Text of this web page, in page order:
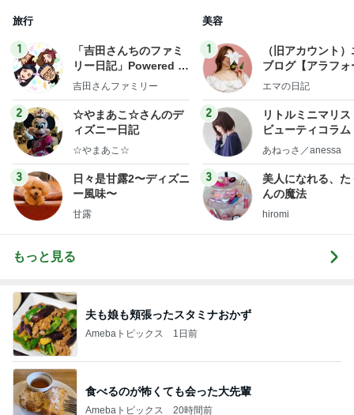
旅行
1
「吉田さんちのファミ
リー日記」Powered b
y Ameba 吉田さんファ
ログ
吉田さんファミリー
2
☆やまあこ☆さんのデ
ィズニー日記
☆やまあこ☆
3
日々是甘露2〜ディズニ
ー風味〜
甘露
美容
1
（旧アカウント
ブログ【アラフォ
社売却セカンドラ
エマの日記
2
リトルミニマリス
ビューティコラ
little
あねっさ／anessa
3
美人になれる、た
んの魔法
hiromi
もっと見る
夫も娘も頬張ったスタミナおかず
Amebaトピックス 1日前
食べるのが怖くても会った大先輩
Amebaトピックス 20時間前